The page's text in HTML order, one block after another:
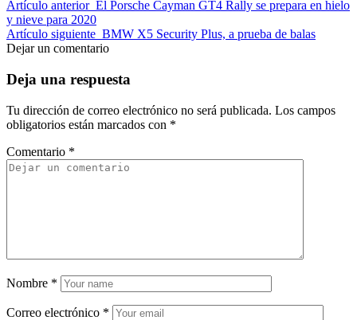
Artículo anterior El Porsche Cayman GT4 Rally se prepara en hielo
y nieve para 2020
Artículo siguiente BMW X5 Security Plus, a prueba de balas
Dejar un comentario
Deja una respuesta
Tu dirección de correo electrónico no será publicada. Los campos
obligatorios están marcados con *
Comentario *
Nombre *
Correo electrónico *